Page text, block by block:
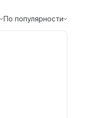
По популярности